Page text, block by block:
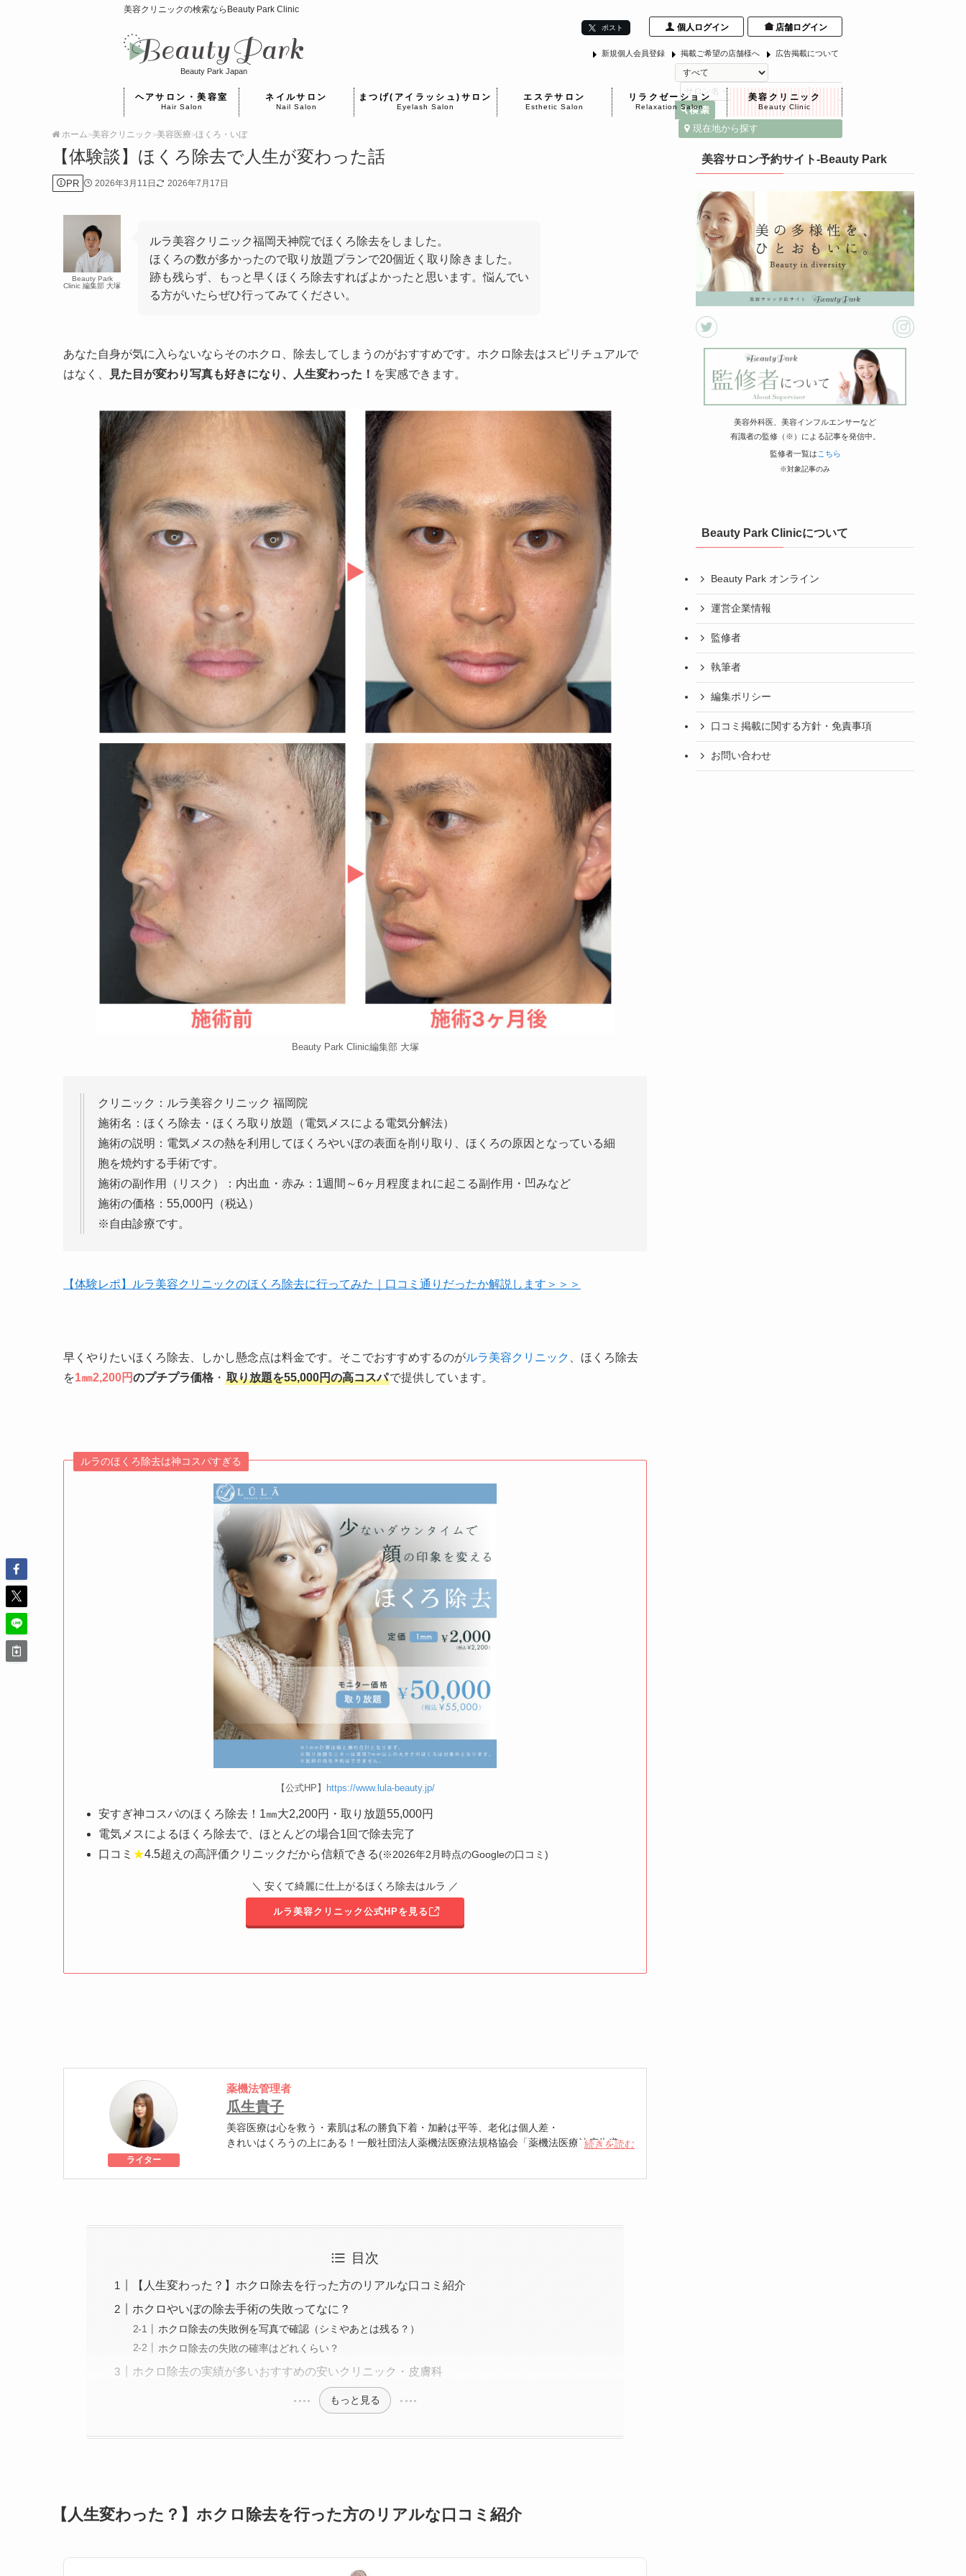
美容クリニックの検索ならBeauty Park Clinic
個人ログイン
店舗ログイン
Beauty Park Japan
ポスト
広告掲載について
掲載ご希望の店舗様へ
新規個人会員登録
現在地から探す
ヘアサロン・美容室
Hair Salon
ネイルサロン
Nail Salon
まつげ(アイラッシュ)サロン
Eyelash Salon
エステサロン
Esthetic Salon
リラクゼーション
Relaxation Salon
美容クリニック
Beauty Clinic
ホーム>美容クリニック >美容医療>ほくろ・いぼ
【体験談】ほくろ除去で人生が変わった話
PR 2026年3月11日 2026年7月17日
Beauty Park
Clinic 編集部 大塚
ルラ美容クリニック福岡天神院でほくろ除去をしました。
ほくろの数が多かったので取り放題プランで20個近く取り除きました。
跡も残らず、もっと早くほくろ除去すればよかったと思います。悩んでい
る方がいたらぜひ行ってみてください。
あなた自身が気に入らないならそのホクロ、除去してしまうのがおすすめです。ホクロ除去はスピリチュアルで
はなく、
見た目が変わり写真も好きになり、人生変わった！ を実感できます。
Beauty Park Clinic編集部 大塚
クリニック：ルラ美容クリニック 福岡院
施術名：ほくろ除去・ほくろ取り放題（電気メスによる電気分解法）
施術の説明：電気メスの熱を利用してほくろやいぼの表面を削り取り、ほくろの原因となっている細
胞を焼灼する手術です。
施術の副作用（リスク）：内出血・赤み：1週間～6ヶ月程度まれに起こる副作用・凹みなど
施術の価格：55,000円（税込）
※自由診療です。
【体験レポ】ルラ美容クリニックのほくろ除去に行ってみた｜口コミ通りだったか解説します＞＞＞
早くやりたいほくろ除去、しかし懸念点は料金です。そこでおすすめするのがルラ美容クリニック
、ほくろ除去
を1㎜2,200円のプチプラ価格 ・ 取り放題を55,000円の高コスパで提供しています。
ルラのほくろ除去は神コスパすぎる
【公式HP】 https://www.lula-beauty.jp/
安すぎ神コスパのほくろ除去！1㎜大2,200円・取り放題55,000円
電気メスによるほくろ除去で、ほとんどの場合1回で除去完了
口コミ ★4.5超えの高評価クリニックだから信頼できる(※2026年2月時点のGoogleの口コミ)
＼ 安くて綺麗に仕上がるほくろ除去はルラ ／
ルラ美容クリニック公式HPを見る
ライター
薬機法管理者
瓜生貴子
美容医療は心を救う・素肌は私の勝負下着・加齢は平等、老化は個人差・
きれいはくろうの上にある！一般社団法人薬機法医療法規格協会「薬機法医療法広告遵守
続きを読む
目次
【人生変わった？】ホクロ除去を行った方のリアルな口コミ紹介
ホクロやいぼの除去手術の失敗ってなに？
ホクロ除去の失敗例を写真で確認（シミやあとは残る？）
ホクロ除去の失敗の確率はどれくらい？
ホクロ除去の実績が多いおすすめの安いクリニック・皮膚科
もっと見る
【人生変わった？】ホクロ除去を行った方のリアルな口コミ紹介
美容サロン予約サイト-Beauty Park
美容外科医、美容インフルエンサーなど
有識者の監修（※）による記事を発信中。
監修者一覧は こちら
※対象記事のみ
Beauty Park Clinicについて
Beauty Park オンライン
運営企業情報
監修者
執筆者
編集ポリシー
口コミ掲載に関する方針・免責事項
お問い合わせ